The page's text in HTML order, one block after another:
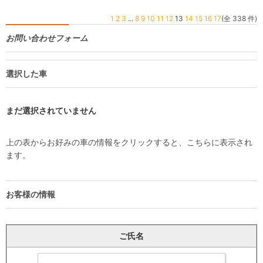
1 2 3 ... 8 9 10 11 12 13 14 15 16 17(全 338 件)
お問い合わせフォーム
選択した車
まだ選択されていません
上の表からお好みの車の情報をクリックすると、こちらに表示され
ます。
お客様の情報
ご氏名